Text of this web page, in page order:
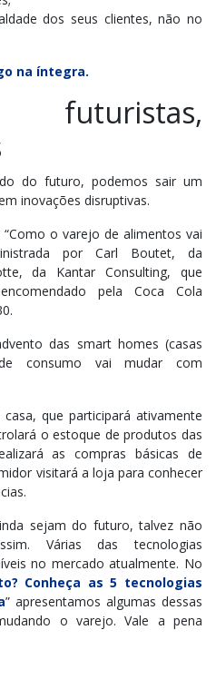
dos seus clientes, não no
na íntegra.
futuristas,
do futuro, podemos sair um
inovações disruptivas.
o varejo de alimentos vai
por Carl Boutet, da
da Kantar Consulting, que
pela Coca Cola
das smart homes (casas
consumo vai mudar com
que participará ativamente
o estoque de produtos das
as compras básicas de
visitará a loja para conhecer
sejam do futuro, talvez não
Várias das tecnologias
no mercado atualmente. No
Conheça as 5 tecnologias
” apresentamos algumas dessas
o varejo. Vale a pena